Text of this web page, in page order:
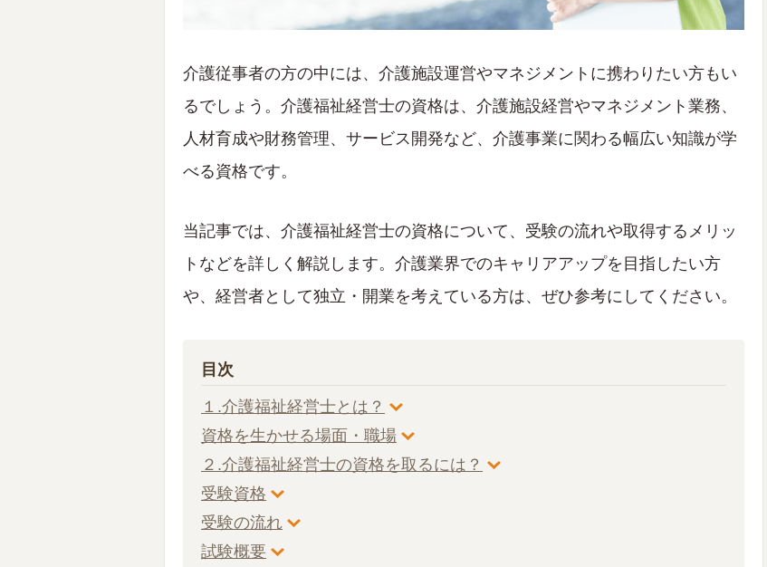
介護従事者の方の中には、介護施設運営やマネジメントに携わりたい方もい
るでしょう。介護福祉経営士の資格は、介護施設経営やマネジメント業務、
人材育成や財務管理、サービス開発など、介護事業に関わる幅広い知識が学
べる資格です。
当記事では、介護福祉経営士の資格について、受験の流れや取得するメリッ
トなどを詳しく解説します。介護業界でのキャリアアップを目指したい方
や、経営者として独立・開業を考えている方は、ぜひ参考にしてください。
目次
１.介護福祉経営士とは？
資格を生かせる場面・職場
２.介護福祉経営士の資格を取るには？
受験資格
受験の流れ
試験概要